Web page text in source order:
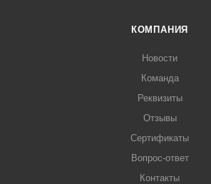
КОМПАНИЯ
Новости
Команда
Реквизиты
Отзывы
Сертификаты
Вопрос-ответ
Контакты